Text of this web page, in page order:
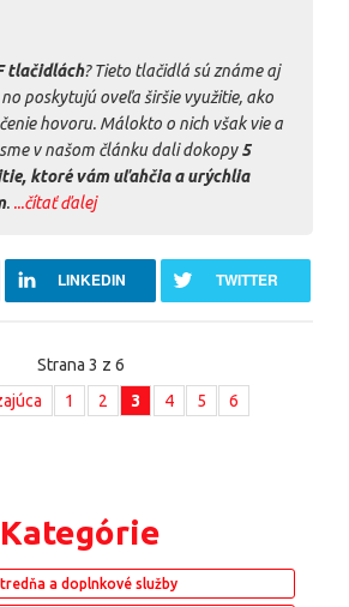
tlačidlách? Tieto tlačidlá sú známe aj
poskytujú oveľa širšie využitie, ako
hovoru. Málokto o nich však vie a
v našom článku dali dokopy5
ktoré vám uľahčia a urýchlia
. ...čítať ďalej
LINKEDIN TWITTER
Strana 3 z 6
1 2 3 4 5
6
Kategórie
a doplnkové služby